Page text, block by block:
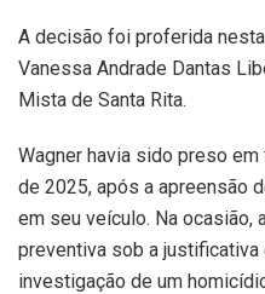
A decisão foi proferida
Vanessa Andrade Dantas
Mista de Santa Rita.
Wagner havia sido preso
de 2025, após a apreensão
em seu veículo. Na ocasião,
preventiva sob a
investigação de um